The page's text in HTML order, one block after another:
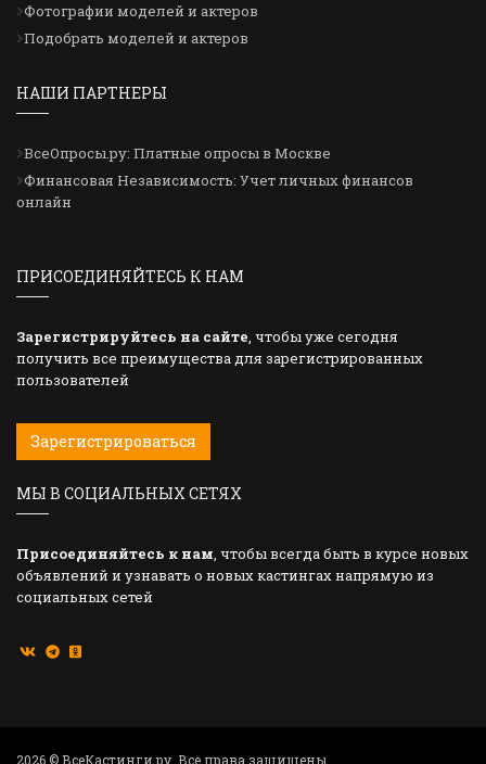
Фотографии моделей и актеров
Подобрать моделей и актеров
НАШИ ПАРТНЕРЫ
ВсеОпросы.ру: Платные опросы в Москве
Финансовая Независимость: Учет личных финансов
онлайн
ПРИСОЕДИНЯЙТЕСЬ К НАМ
Зарегистрируйтесь на сайте, чтобы уже сегодня
получить все преимущества для зарегистрированных
пользователей
Зарегистрироваться
МЫ В СОЦИАЛЬНЫХ СЕТЯХ
Присоединяйтесь к нам, чтобы всегда быть в курсе новых
объявлений и узнавать о новых кастингах напрямую из
социальных сетей
2026 © ВсеКастинги.ру. Все права защищены